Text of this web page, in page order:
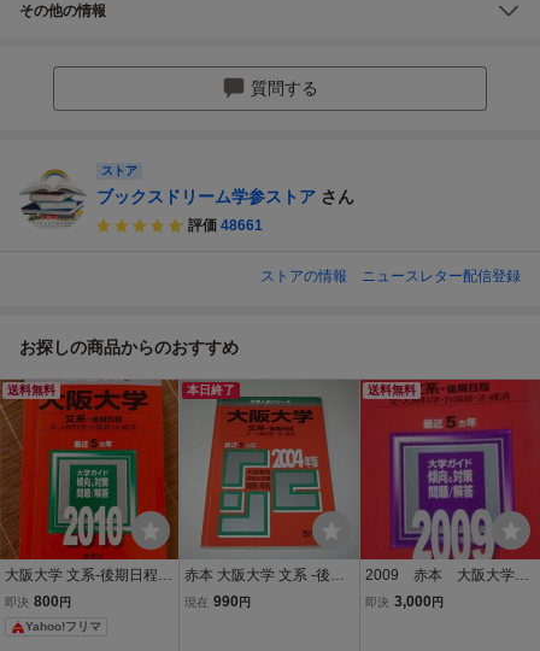
その他の情報
質問する
ストア
ブックスドリーム学参ストア さん
評価 48661
ストアの情報 ニュースレター配信登録
お探しの商品からのおすすめ
送料無料
大阪大学 文系-後期日程 2
010年版 赤本 教学社 大学
入試シリーズ
即決 800 円
Yahoo!フリマ
本日終了
赤本 大阪大学 文系 -後期
日程- 2004年版 5ヵ年 / 大
現在 990 円
送料無料
2009 赤本 大阪大学
文系 後期日程
即決 3,000 円